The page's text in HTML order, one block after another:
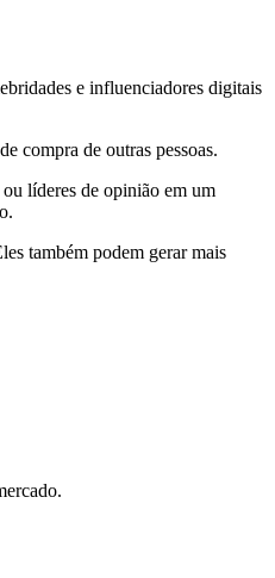
e influenciadores digitais
compra de outras pessoas.
líderes de opinião em um
também podem gerar mais